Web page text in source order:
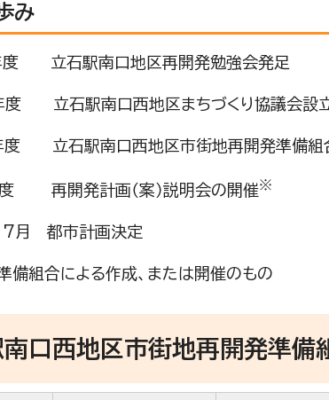
み
度 立石駅南口地区再開発勉強会発足
立石駅南口西地区まちづくり協議会設
立石駅南口西地区市街地再開発準備組
再開発計画（案）説明会の開催※
7月 都市計画決定
による作成、または開催のもの
口西地区市街地再開発準備